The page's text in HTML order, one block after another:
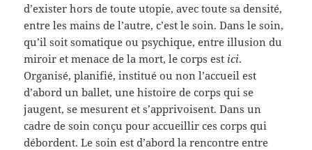
d’exister hors de toute utopie, avec toute sa densité,
entre les mains de l’autre, c’est le soin. Dans le soin,
qu’il soit somatique ou psychique, entre illusion du
miroir et menace de la mort, le corps est ici.
Organisé, planifié, institué ou non l’accueil est
d’abord un ballet, une histoire de corps qui se
jaugent, se mesurent et s’apprivoisent. Dans un
cadre de soin conçu pour accueillir ces corps qui
débordent. Le soin est d’abord la rencontre entre